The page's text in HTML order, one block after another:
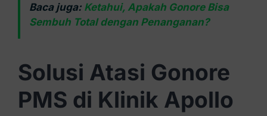
Baca juga: Ketahui, Apakah Gonore Bisa
Sembuh Total dengan Penanganan?
Solusi Atasi Gonore
PMS di Klinik Apollo